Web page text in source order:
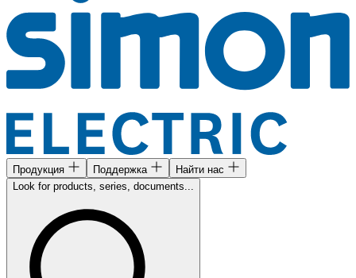
Продукция Поддержка
Найти нас
Look for products, series, documents...